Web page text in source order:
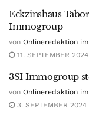
Eckzinshaus
Immogroup
von Onlineredaktion
11. SEPTEMBER 2024
3SI Immogroup
von Onlineredaktion
3. SEPTEMBER 2024